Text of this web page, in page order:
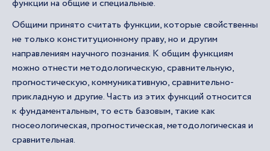
функции на общие и специальные.
Общими принято считать функции, которые свойственны
не только конституционному праву, но и другим
направлениям научного познания. К общим функциям
можно отнести методологическую, сравнительную,
прогностическую, коммуникативную, сравнительно-
прикладную и другие. Часть из этих функций относится
к фундаментальным, то есть базовым, такие как
гносеологическая, прогностическая, методологическая и
сравнительная.